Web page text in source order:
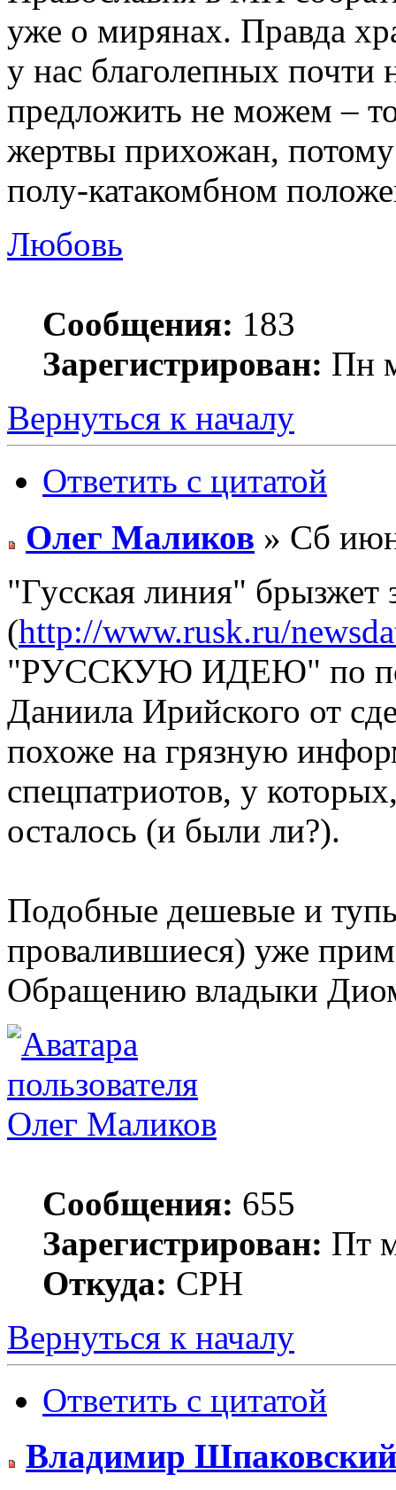
уже о мирянах. Правда
у нас благолепных
предложить не можем –
жертвы прихожан,
полу-катакомбном
Любовь
Сообщения: 183
Зарегистрирован: Пн
Вернуться к началу
Ответить с цитатой
Олег Маликов » Сб
"Гусская линия" брызжет
(http://www.rusk.ru/
"РУССКУЮ ИДЕЮ" по
Даниила Ирийского от
похоже на грязную
спецпатриотов, у
осталось (и были ли?).
Подобные дешевые и
провалившиеся) уже
Обращению владыки
Олег Маликов
Сообщения: 655
Зарегистрирован: Пт
Откуда: СРН
Вернуться к началу
Ответить с цитатой
Владимир Шпаковский